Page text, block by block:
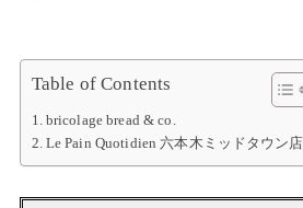
Table of Contents
bricolage bread & co.
Le Pain Quotidien 六本木ミッドタウン店